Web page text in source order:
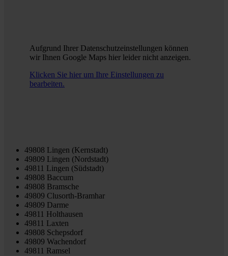
Aufgrund Ihrer Datenschutzeinstellungen können
wir Ihnen Google Maps hier leider nicht anzeigen.
Klicken Sie hier um Ihre Einstellungen zu
bearbeiten.
49808 Lingen (Kernstadt)
49809 Lingen (Nordstadt)
49811 Lingen (Südstadt)
49808 Baccum
49808 Bramsche
49809 Clusorth-Bramhar
49809 Darme
49811 Holthausen
49811 Laxten
49808 Schepsdorf
49809 Wachendorf
49811 Ramsel